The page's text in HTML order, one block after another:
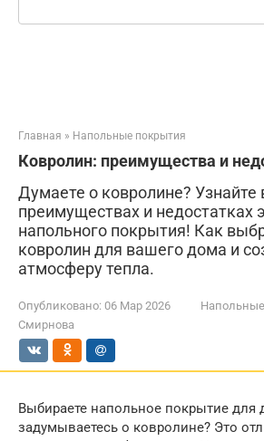
Главная » Напольные покрытия
Ковролин: преимущества и
Думаете о ковролине? Узнайте
преимуществах и недостатках
напольного покрытия! Как
ковролин для вашего дома и
атмосферу тепла.
Опубликовано: 06 Мар 2026
Смирнова
Выбираете напольное покрытие для
задумываетесь о ковролине? Это